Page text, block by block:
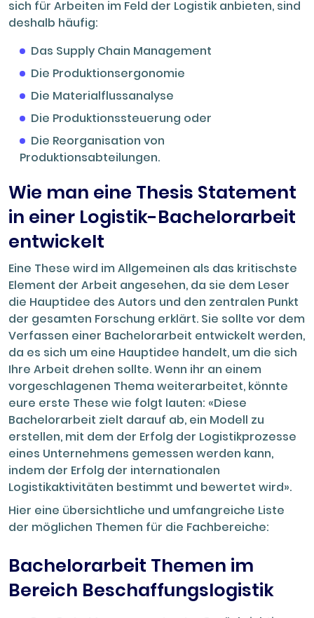
sich für Arbeiten im Feld der Logistik anbieten, sind
deshalb häufig:
Das Supply Chain Management
Die Produktionsergonomie
Die Materialflussanalyse
Die Produktionssteuerung oder
Die Reorganisation von
Produktionsabteilungen.
Wie man eine Thesis Statement
in einer Logistik-Bachelorarbeit
entwickelt
Eine These wird im Allgemeinen als das kritischste
Element der Arbeit angesehen, da sie dem Leser
die Hauptidee des Autors und den zentralen Punkt
der gesamten Forschung erklärt. Sie sollte vor dem
Verfassen einer Bachelorarbeit entwickelt werden,
da es sich um eine Hauptidee handelt, um die sich
Ihre Arbeit drehen sollte. Wenn ihr an einem
vorgeschlagenen Thema weiterarbeitet, könnte
eure erste These wie folgt lauten: «Diese
Bachelorarbeit zielt darauf ab, ein Modell zu
erstellen, mit dem der Erfolg der Logistikprozesse
eines Unternehmens gemessen werden kann,
indem der Erfolg der internationalen
Logistikaktivitäten bestimmt und bewertet wird».
Hier eine übersichtliche und umfangreiche Liste
der möglichen Themen für die Fachbereiche:
Bachelorarbeit Themen im
Bereich Beschaffungslogistik